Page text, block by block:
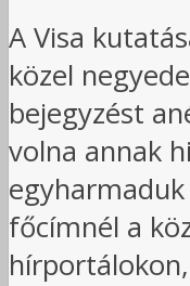
A Visa
közel
bejegyzést
volna annak
főcímnél a